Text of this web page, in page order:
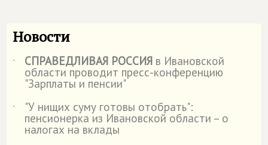
Новости
˙ СПРАВЕДЛИВАЯ РОССИЯ в Ивановской
области проводит пресс-конференцию
"Зарплаты и пенсии"
˙
"У нищих суму готовы отобрать":
пенсионерка из Ивановской области – о
налогах на вклады